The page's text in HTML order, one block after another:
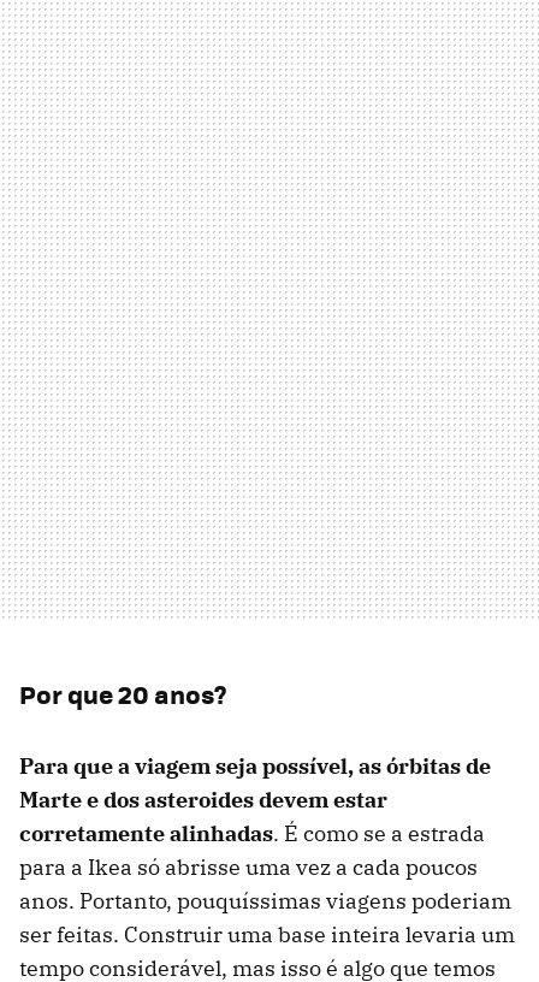
Por que 20 anos?
Para que a viagem seja possível, as órbitas de
Marte e dos asteroides devem estar
corretamente alinhadas. É como se a estrada
para a Ikea só abrisse uma vez a cada poucos
anos. Portanto, pouquíssimas viagens poderiam
ser feitas. Construir uma base inteira levaria um
tempo considerável, mas isso é algo que temos